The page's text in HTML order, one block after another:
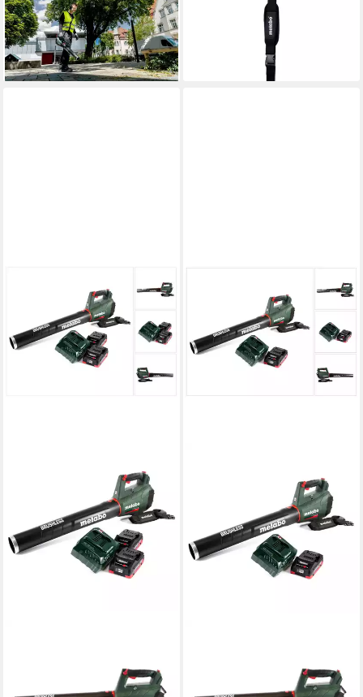
inkl. 2. Akku, inkl. Ladegerät
ab 388,94 €
19,32 €mtl. in 24 Raten
lieferbar - in 4-5 Werktagen bei dir
(628427000) weiches
lieferbar - in 2-3 Werktagen bei dir
BL Akku Laubbläser 18 V
Brushless + 2x Akku 4,0 Ah
BL Akku Laubbläser 18 V
Brushless + 1x Akku 4,0 Ah